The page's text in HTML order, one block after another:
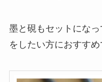
墨と硯もセットにな
をしたい方におすすめ